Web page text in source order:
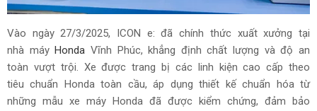
Vào ngày 27/3/2025, ICON e: đã chính thức xuất xưởng tại
nhà máyHonda Vĩnh Phúc, khẳng định chất lượng và độ an
toàn vượt trội. Xe được trang bị các linh kiện cao cấp theo
tiêu chuẩn Honda toàn cầu, áp dụng thiết kế chuẩn hóa từ
những mẫu xe máy Honda đã được kiểm chứng, đảm bảo